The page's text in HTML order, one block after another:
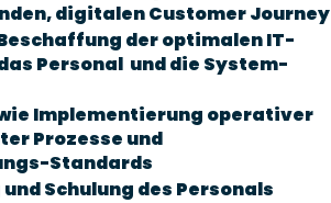
digitalen Customer Journey
der optimalen IT-
Personal und die System-
Implementierung operativer
Prozesse und
Standards
Schulung des Personals